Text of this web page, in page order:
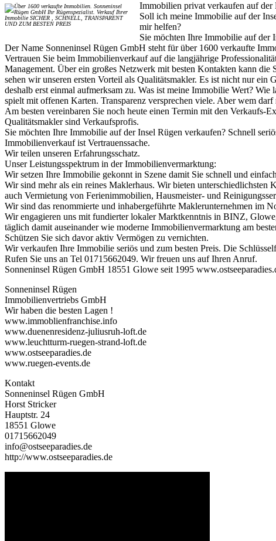
Immobilien privat verkaufen auf der
Soll ich meine Immobilie auf der
mir helfen?
Sie möchten Ihre Immobilie auf der
Der Name Sonneninsel Rügen GmbH steht für über 1600 verkaufte
Vertrauen Sie beim Immobilienverkauf auf die langjährige
Management. Über ein großes Netzwerk mit besten Kontakten kann
sehen wir unseren ersten Vorteil als Qualitätsmakler. Es ist nicht nur
deshalb erst einmal aufmerksam zu. Was ist meine Immobilie Wert?
spielt mit offenen Karten. Transparenz versprechen viele. Aber wem
Am besten vereinbaren Sie noch heute einen Termin mit den Verkaufs-
Qualitätsmakler sind Verkaufsprofis.
Sie möchten Ihre Immobilie auf der Insel Rügen verkaufen? Schnell
Immobilienverkauf ist Vertrauenssache.
Wir teilen unseren Erfahrungsschatz.
Unser Leistungsspektrum in der Immobilienvermarktung:
Wir setzen Ihre Immobilie gekonnt in Szene damit Sie schnell und
Wir sind mehr als ein reines Maklerhaus. Wir bieten
auch Vermietung von Ferienimmobilien, Hausmeister- und
Wir sind das renommierte und inhabergeführte Maklerunternehmen im
Wir engagieren uns mit fundierter lokaler Marktkenntnis in BINZ,
täglich damit auseinander wie moderne Immobilienvermarktung am
Schützen Sie sich davor aktiv Vermögen zu vernichten.
Wir verkaufen Ihre Immobilie seriös und zum besten Preis. Die
Rufen Sie uns an Tel 01715662049. Wir freuen uns auf Ihren Anruf.
Sonneninsel Rügen GmbH 18551 Glowe seit 1995
Sonneninsel Rügen
Immobilienvertriebs GmbH
Wir haben die besten Lagen !
www.immoblienfranchise.info
www.duenenresidenz-juliusruh-loft.de
www.leuchtturm-ruegen-strand-loft.de
www.ostseeparadies.de
www.ruegen-events.de
Kontakt
Sonneninsel Rügen GmbH
Horst Stricker
Hauptstr. 24
18551 Glowe
01715662049
info@ostseeparadies.de
http://www.ostseeparadies.de